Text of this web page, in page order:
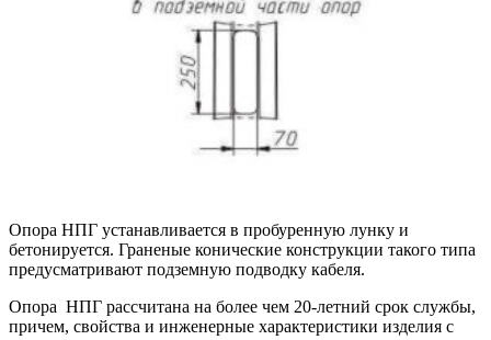
Опора НПГ устанавливается в пробуренную лунку и
бетонируется. Граненые конические конструкции такого типа
предусматривают подземную подводку кабеля.
Опора НПГ рассчитана на более чем 20-летний срок службы,
причем, свойства и инженерные характеристики изделия с